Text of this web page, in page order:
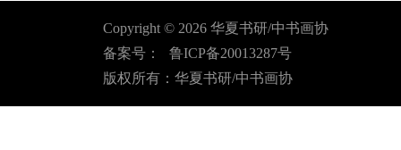
Copyright © 2026 华夏书研/中书画协
备案号：
鲁ICP备20013287号
版权所有：华夏书研/中书画协